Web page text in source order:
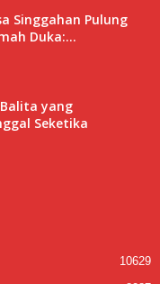
Singgahan Pulung
Duka:...
yang
Seketika
10629